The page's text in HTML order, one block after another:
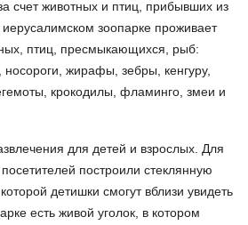
счет животных и птиц, прибывших из
зоопарке проживает
птиц, пресмыкающихся, рыб:
жирафы, зебры, кенгуру,
крокодилы, фламинго, змеи и
для детей и взрослых. Для
построили стеклянную
детишки смогут вблизи увидеть
есть живой уголок, в котором